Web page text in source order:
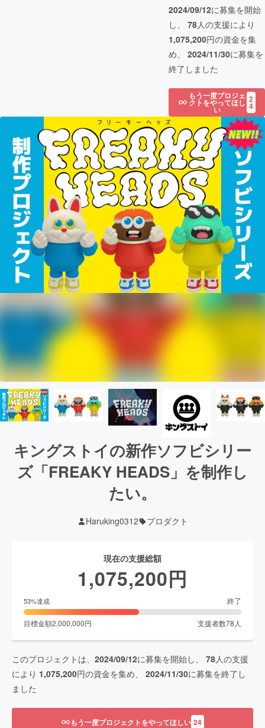
2024/09/12に募集を開始
し、 78人の支援により
1,075,200円の資金を集
め、 2024/11/30に募集を
終了しました
もう一度プロジェ
クトをやってほし
い
2
4
キングストイの新作ソフビシリー
ズ「FREAKY HEADS」を制作し
たい。
Haruking0312 プロダクト
現在の支援総額
1,075,200円
53%達成 終了
目標金額2,000,000円 支援者数78 人
このプロジェクトは、 2024/09/12に募集を開始し、 78人の支援
により 1,075,200円の資金を集め、 2024/11/30に募集を終了し
ました
もう一度プロジェクトをやってほしい 24